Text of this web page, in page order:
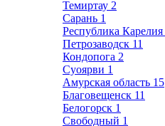
Темиртау 2
Сарань 1
Республика Карелия
Петрозаводск 11
Кондопога 2
Суоярви 1
Амурская область 15
Благовещенск 11
Белогорск 1
Свободный 1